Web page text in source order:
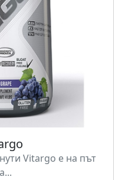
Vitargo е на път